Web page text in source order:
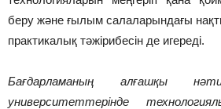
беру және ғылым салаларындағы
практикалық тәжірибесін де игереді.
Бағдарламаның алғашқы
университеттерінде